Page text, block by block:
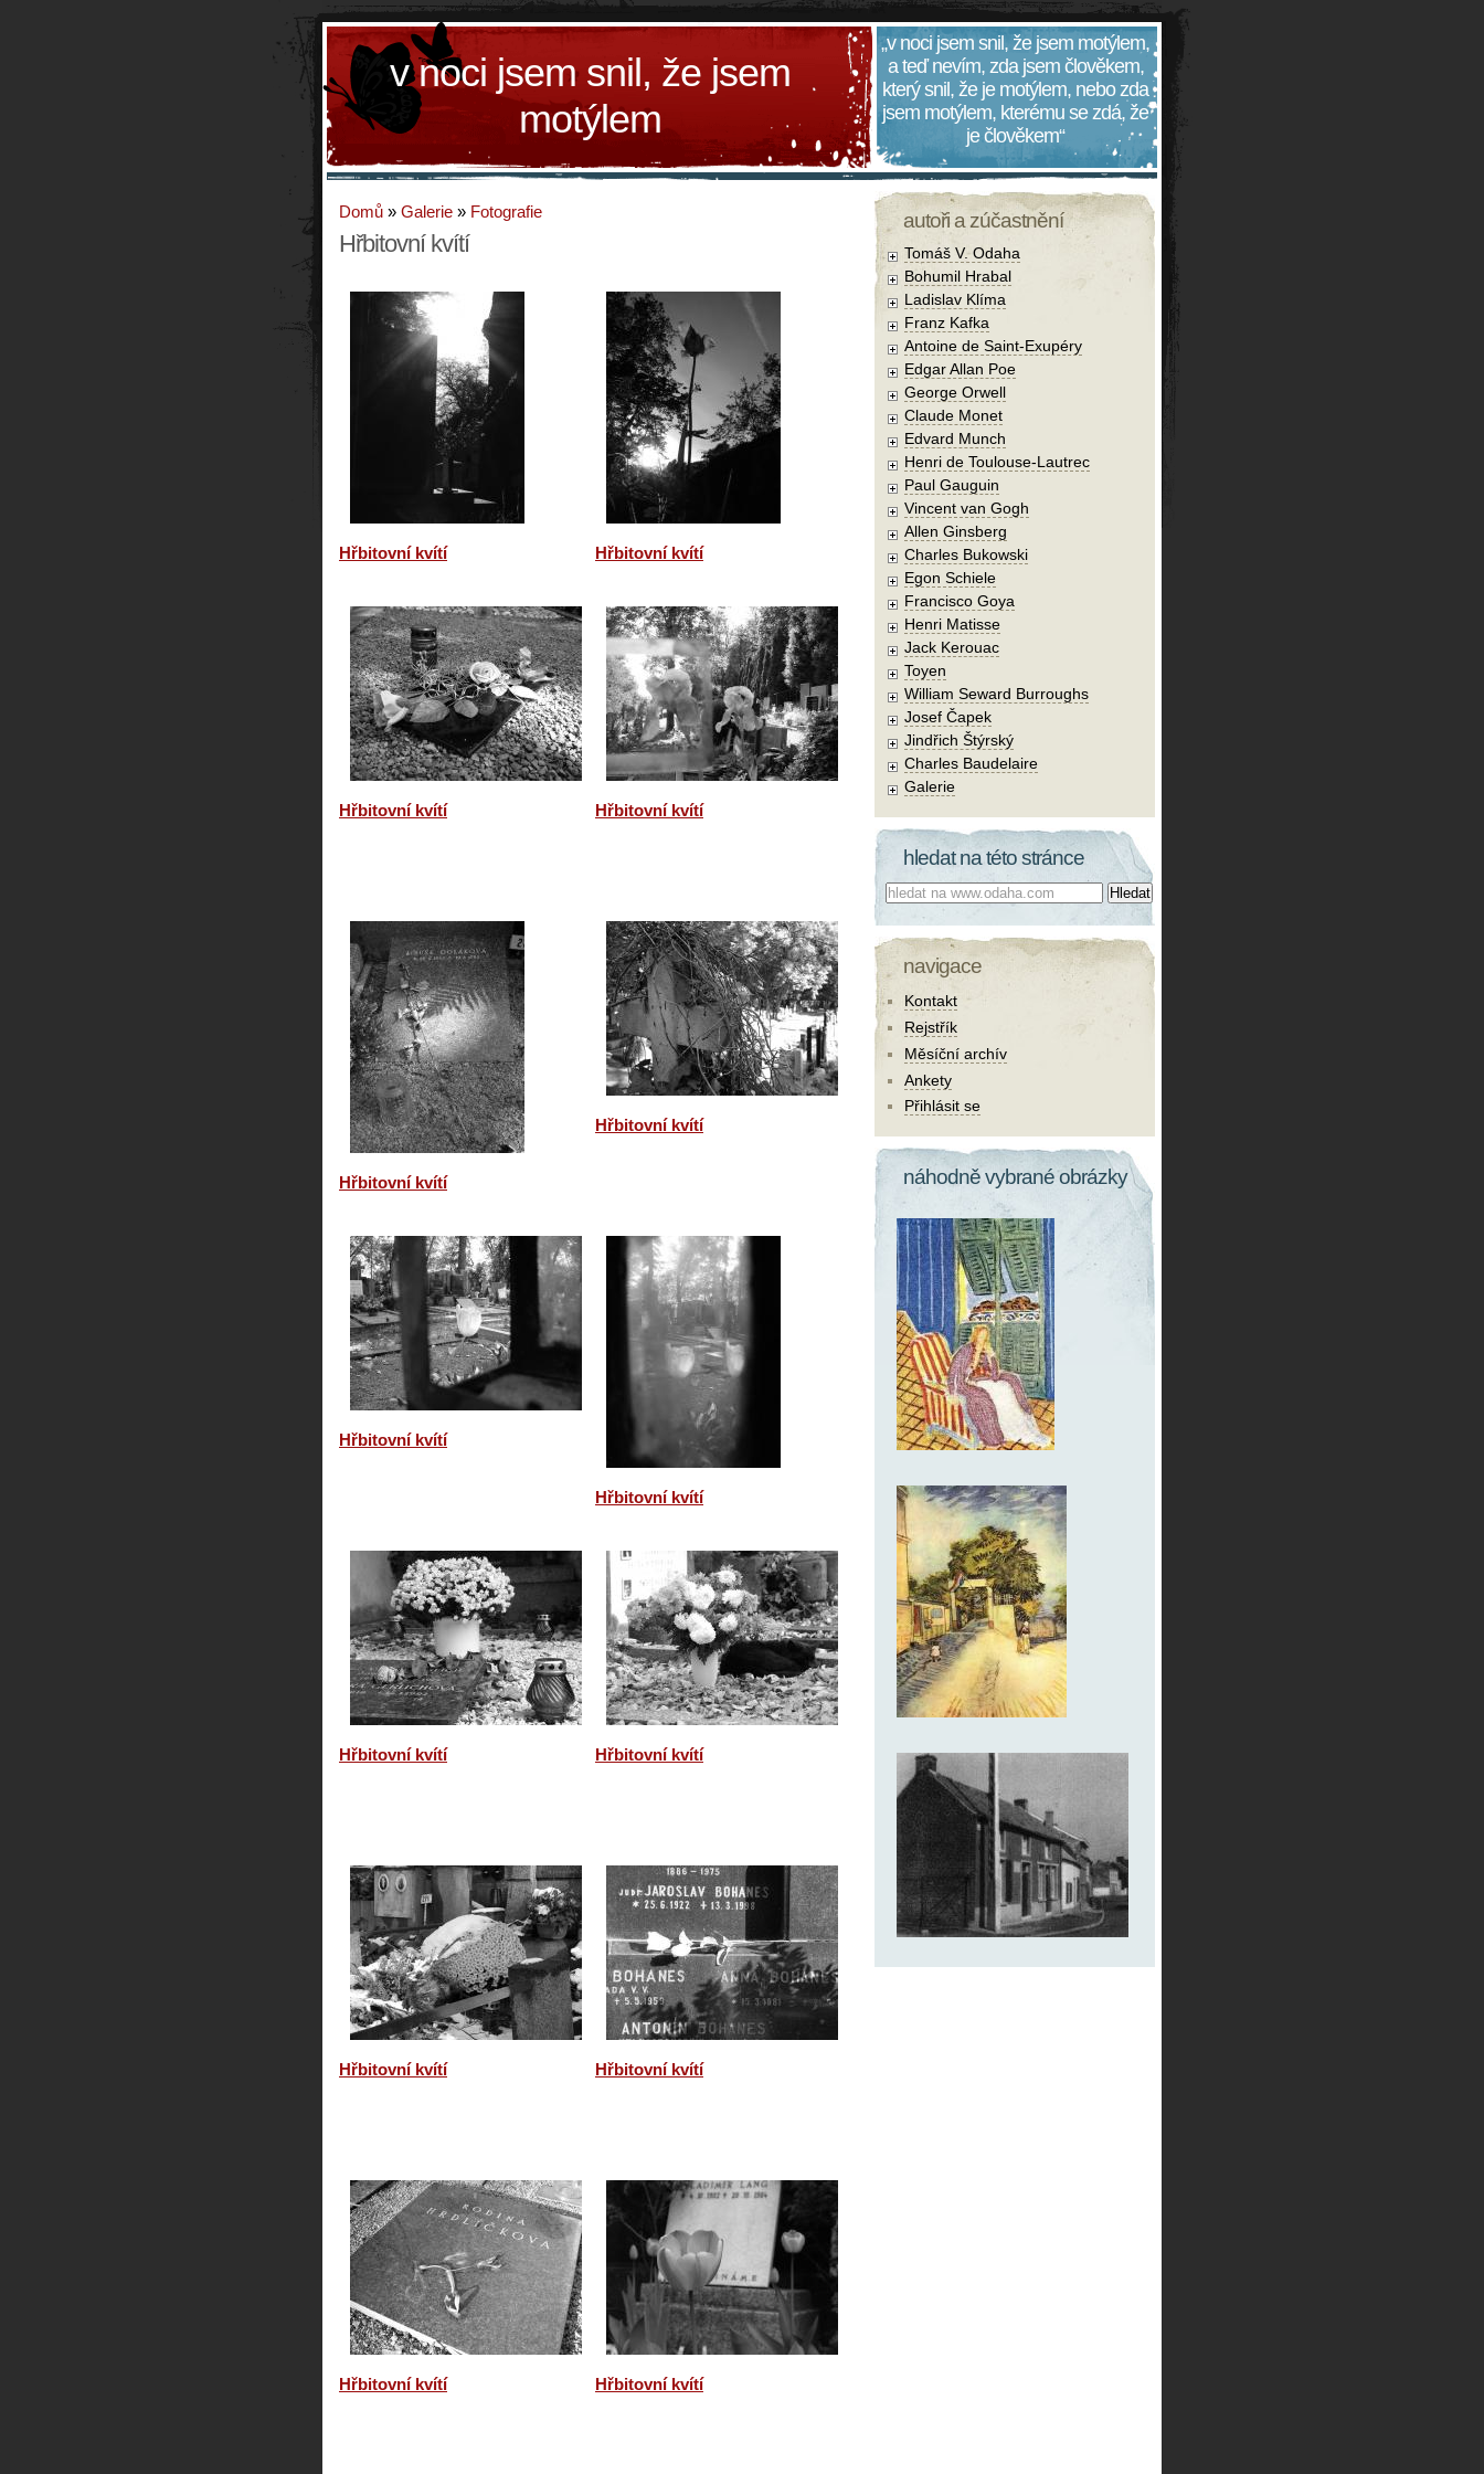
v noci jsem snil, že jsem
motýlem
„v noci jsem snil, že jsem motýlem,
a teď nevím, zda jsem člověkem,
který snil, že je motýlem, nebo zda
jsem motýlem, kterému se zdá, že
je člověkem“
Domů » Galerie » Fotografie
Hřbitovní kvítí
Hřbitovní kvítí Hřbitovní kvítí
Hřbitovní kvítí Hřbitovní kvítí
Hřbitovní kvítí
Hřbitovní kvítí
Hřbitovní kvítí
Hřbitovní kvítí
Hřbitovní kvítí Hřbitovní kvítí
Hřbitovní kvítí Hřbitovní kvítí
Hřbitovní kvítí Hřbitovní kvítí
autoři a zúčastnění
Tomáš V. Odaha
Bohumil Hrabal
Ladislav Klíma
Franz Kafka
Antoine de Saint-Exupéry
Edgar Allan Poe
George Orwell
Claude Monet
Edvard Munch
Henri de Toulouse-Lautrec
Paul Gauguin
Vincent van Gogh
Allen Ginsberg
Charles Bukowski
Egon Schiele
Francisco Goya
Henri Matisse
Jack Kerouac
Toyen
William Seward Burroughs
Josef Čapek
Jindřich Štýrský
Charles Baudelaire
Galerie
hledat na této stránce
Co hledat:
navigace
Kontakt
Rejstřík
Měsíční archív
Ankety
Přihlásit se
náhodně vybrané obrázky